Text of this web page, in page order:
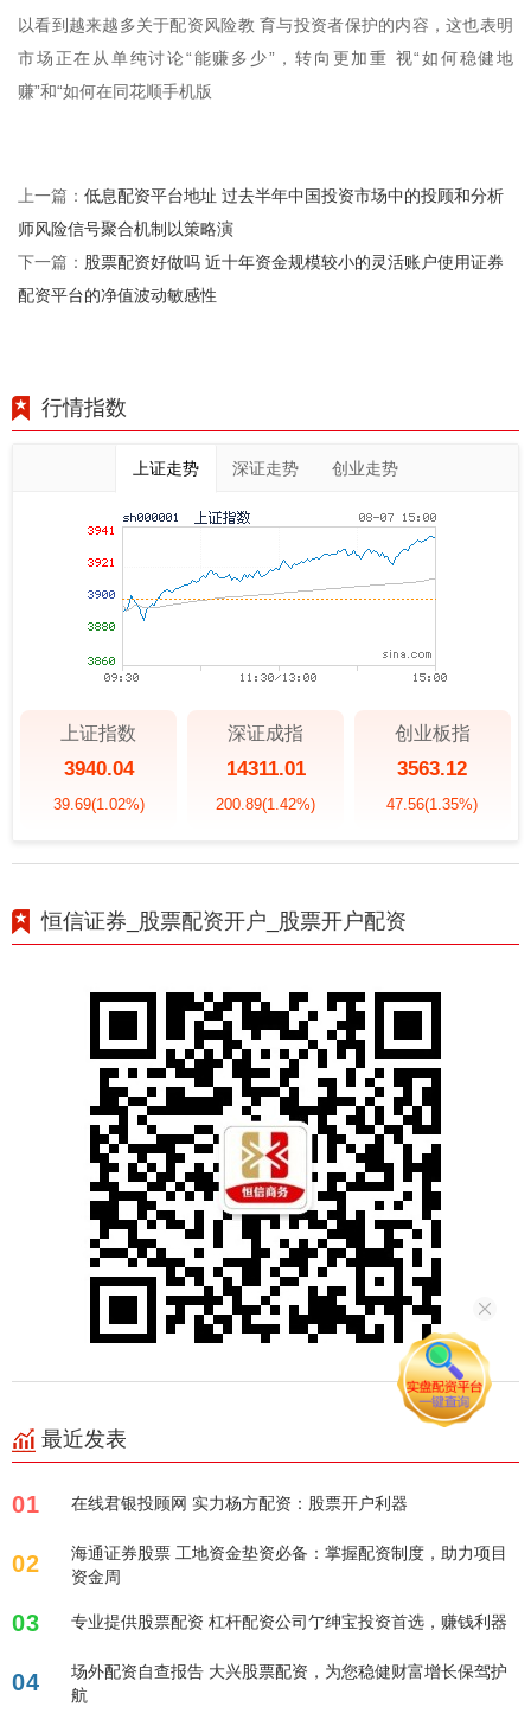
以看到越来越多关于配资风险教 育与投资者保护的内容，这也表明
市场正在从单纯讨论“能赚多少”，转向更加重 视“如何稳健地
赚”和“如何在同花顺手机版
上一篇： 低息配资平台地址 过去半年中国投资市场中的投顾和分析
师风险信号聚合机制以策略演
下一篇： 股票配资好做吗 近十年资金规模较小的灵活账户使用证券
配资平台的净值波动敏感性
行情指数
上证走势 深证走势 创业走势
上证指数
3940.04
39.69(1.02%)
深证成指
14311.01
200.89(1.42%)
创业板指
3563.12
47.56(1.35%)
恒信证券_股票配资开户_股票开户配资
最近发表
01 在线君银投顾网 实力杨方配资：股票开户利器
02
海通证券股票 工地资金垫资必备：掌握配资制度，助力项目
资金周
03 专业提供股票配资 杠杆配资公司亇绅宝投资首选，赚钱利器
04
场外配资自查报告 大兴股票配资，为您稳健财富增长保驾护
航